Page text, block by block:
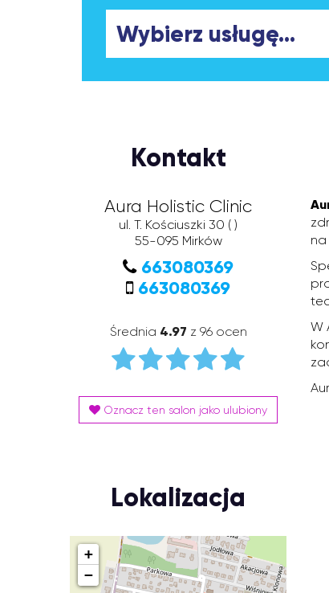
Kontakt
Aura Holistic Clinic
ul. T. Kościuszki 30 ( )
55-095 Mirków
663080369
663080369
Średnia 4.97 z 96 ocen
Oznacz ten salon jako ulubiony
Lokalizacja
+
−
na
W